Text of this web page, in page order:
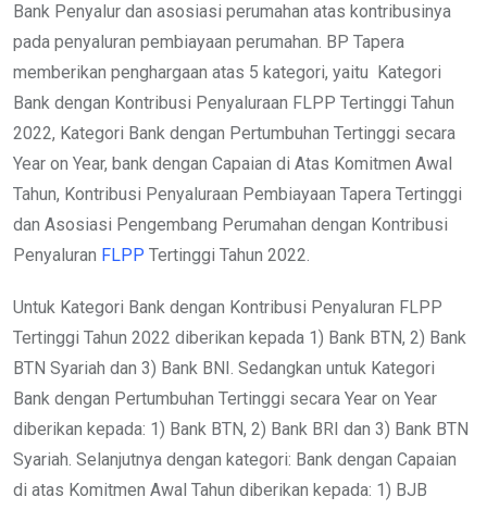
Bank Penyalur dan asosiasi perumahan atas kontribusinya
pada penyaluran pembiayaan perumahan. BP Tapera
memberikan penghargaan atas 5 kategori, yaitu Kategori
Bank dengan Kontribusi Penyaluraan FLPP Tertinggi Tahun
2022, Kategori Bank dengan Pertumbuhan Tertinggi secara
Year on Year, bank dengan Capaian di Atas Komitmen Awal
Tahun, Kontribusi Penyaluraan Pembiayaan Tapera Tertinggi
dan Asosiasi Pengembang Perumahan dengan Kontribusi
Penyaluran FLPP Tertinggi Tahun 2022.
Untuk Kategori Bank dengan Kontribusi Penyaluran FLPP
Tertinggi Tahun 2022 diberikan kepada 1) Bank BTN, 2) Bank
BTN Syariah dan 3) Bank BNI. Sedangkan untuk Kategori
Bank dengan Pertumbuhan Tertinggi secara Year on Year
diberikan kepada: 1) Bank BTN, 2) Bank BRI dan 3) Bank BTN
Syariah. Selanjutnya dengan kategori: Bank dengan Capaian
di atas Komitmen Awal Tahun diberikan kepada: 1) BJB